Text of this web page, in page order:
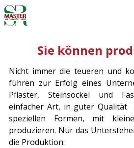
Sie können
Nicht immer die teueren und
führen zur Erfolg eines
Pflaster, Steinsockel und
einfacher Art, in guter Qualität
speziellen Formen, mit
produzieren. Nur das
die Produktion: